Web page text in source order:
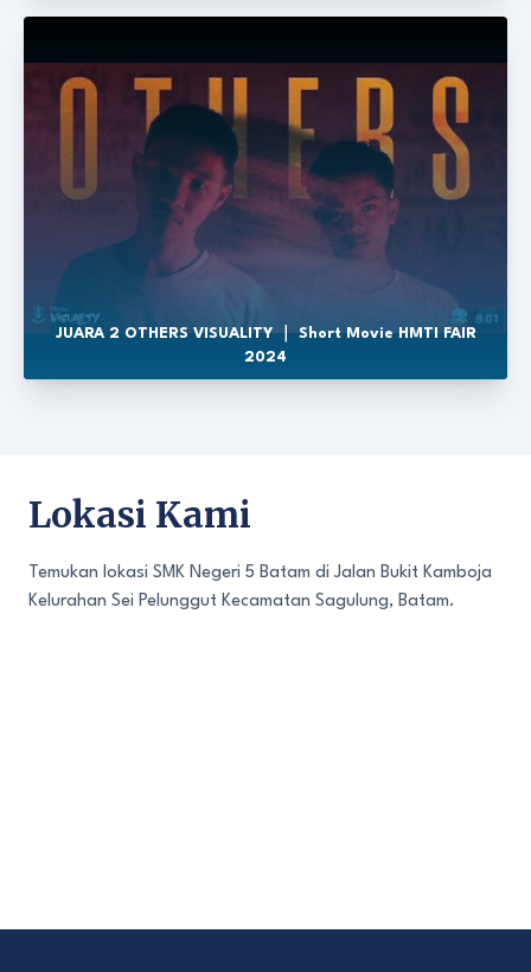
JUARA 2 OTHERS VISUALITY ｜ Short Movie HMTI FAIR
2024
Lokasi Kami
Temukan lokasi SMK Negeri 5 Batam di Jalan Bukit Kamboja
Kelurahan Sei Pelunggut Kecamatan Sagulung, Batam.